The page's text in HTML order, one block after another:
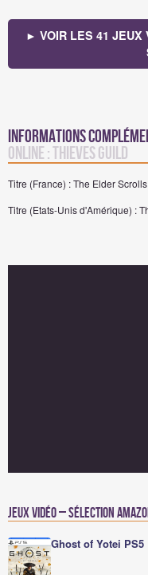
► VOIR LES 41 JEUX
Informations
Online : Thieves Guild
Titre (France) : The Elder
Titre (Etats-Unis d'Amérique) :
Jeux vidéo – Sélection
Ghost of Yotei PS5